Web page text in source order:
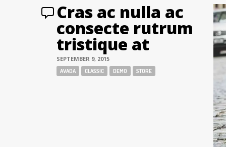
Cras ac nulla ac
consecte rutrum
tristique at
SEPTEMBER 9, 2015
Tags:
AVADA CLASSIC DEMO STORE